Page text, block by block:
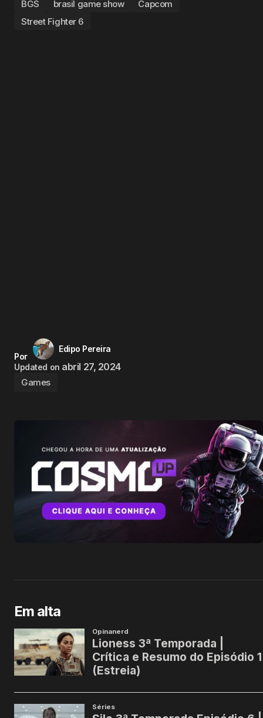
BGS brasil game show
Capcom
Street Fighter 6
Por
Edipo Pereira
Updated on abril 27, 2024
Games
Em alta